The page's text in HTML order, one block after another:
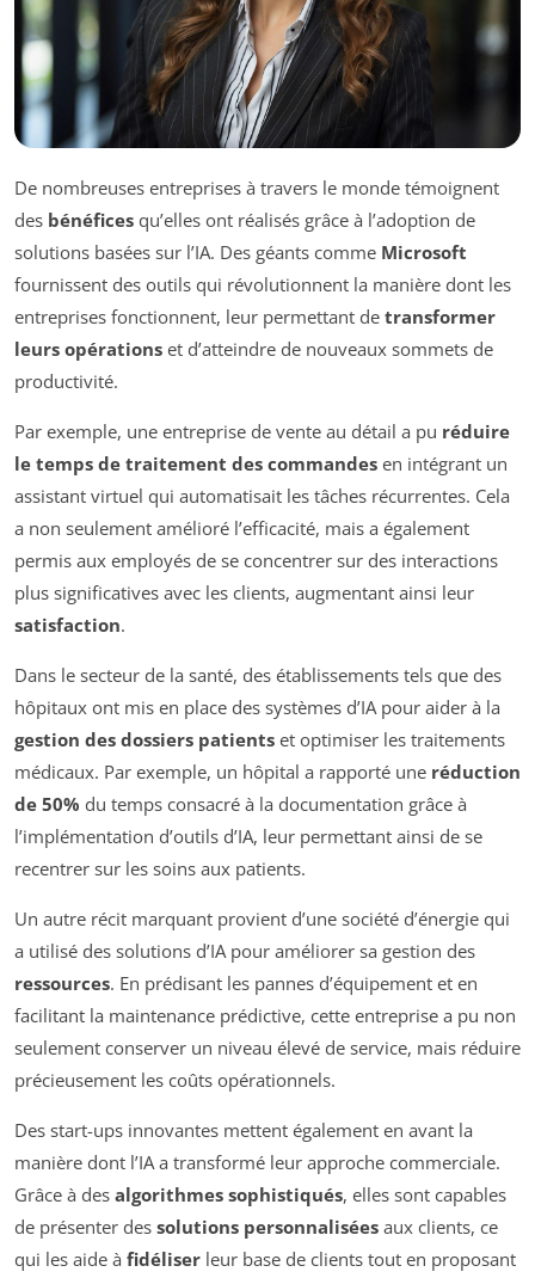
De nombreuses entreprises à travers le monde témoignent
des bénéfices qu’elles ont réalisés grâce à l’adoption de
solutions basées sur l’IA. Des géants comme Microsoft
fournissent des outils qui révolutionnent la manière dont les
entreprises fonctionnent, leur permettant de transformer
leurs opérations et d’atteindre de nouveaux sommets de
productivité.
Par exemple, une entreprise de vente au détail a pu réduire
le temps de traitement des commandes en intégrant un
assistant virtuel qui automatisait les tâches récurrentes. Cela
a non seulement amélioré l’efficacité, mais a également
permis aux employés de se concentrer sur des interactions
plus significatives avec les clients, augmentant ainsi leur
satisfaction.
Dans le secteur de la santé, des établissements tels que des
hôpitaux ont mis en place des systèmes d’IA pour aider à la
gestion des dossiers patients et optimiser les traitements
médicaux. Par exemple, un hôpital a rapporté une réduction
de 50% du temps consacré à la documentation grâce à
l’implémentation d’outils d’IA, leur permettant ainsi de se
recentrer sur les soins aux patients.
Un autre récit marquant provient d’une société d’énergie qui
a utilisé des solutions d’IA pour améliorer sa gestion des
ressources. En prédisant les pannes d’équipement et en
facilitant la maintenance prédictive, cette entreprise a pu non
seulement conserver un niveau élevé de service, mais réduire
précieusement les coûts opérationnels.
Des start-ups innovantes mettent également en avant la
manière dont l’IA a transformé leur approche commerciale.
Grâce à des algorithmes sophistiqués, elles sont capables
de présenter des solutions personnalisées aux clients, ce
qui les aide à fidéliser leur base de clients tout en proposant